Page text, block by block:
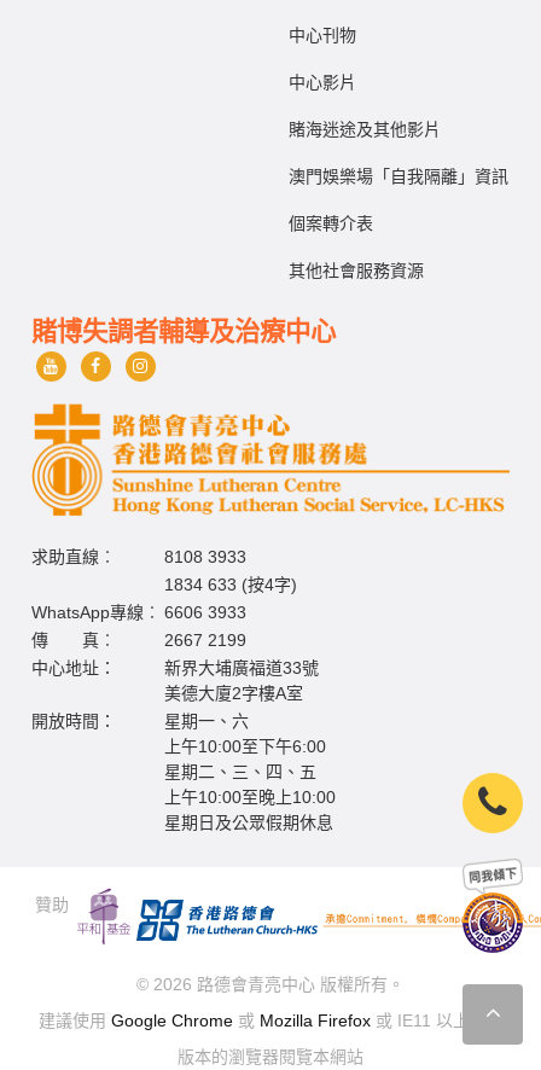
中心刊物
中心影片
賭海迷途及其他影片
澳門娛樂場「自我隔離」資訊
個案轉介表
其他社會服務資源
賭博失調者輔導及治療中心
求助直線︰
8108 3933
1834 633 (按4字)
WhatsApp專線︰ 6606 3933
傳 真︰
2667 2199
中心地址：
新界大埔廣福道33號
美德大廈2字樓A室
開放時間：
星期一、六
上午10:00至下午6:00
星期二、三、四、五
上午10:00至晚上10:00
星期日及公眾假期休息
贊助
© 2026 路德會青亮中心 版權所有。
建議使用 Google Chrome或 Mozilla Firefox或 IE11 以上最新
版本的瀏覽器閱覽本網站